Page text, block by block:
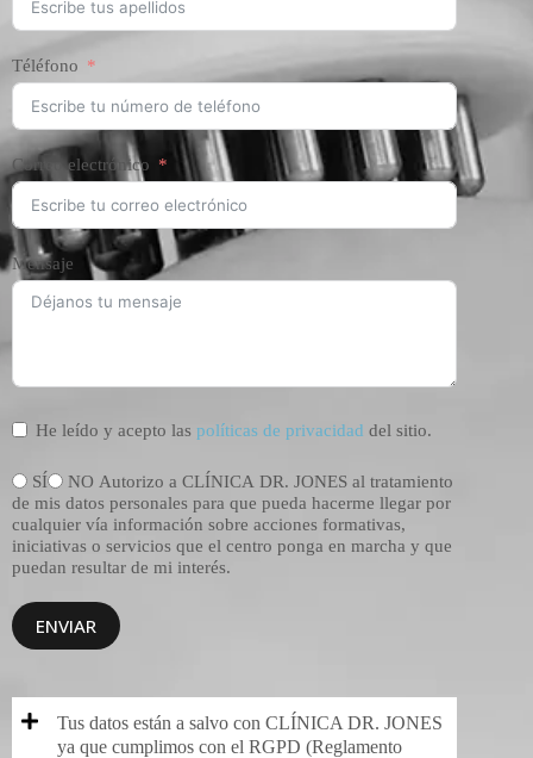
Téléfono
Correo electrónico
Mensaje
He leído y acepto las políticas de privacidad del sitio.
SÍ
NO Autorizo a CLÍNICA DR. JONES al tratamiento
de mis datos personales para que pueda hacerme llegar por
cualquier vía información sobre acciones formativas,
iniciativas o servicios que el centro ponga en marcha y que
puedan resultar de mi interés.
ENVIAR
Tus datos están a salvo con CLÍNICA DR. JONES
ya que cumplimos con el RGPD (Reglamento